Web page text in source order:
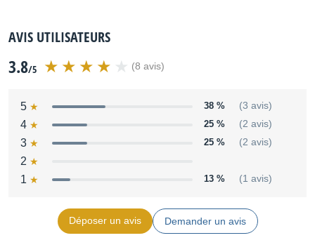
AVIS UTILISATEURS
3.8/5 (8 avis)
5 38 % (3 avis)
4 25 % (2 avis)
3 25 % (2 avis)
2
1
13 % (1 avis)
Déposer un avis Demander un avis